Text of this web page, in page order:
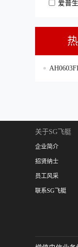
爱普
关于SG飞艇
企业简介
招贤纳士
员工风采
联系SG飞艇